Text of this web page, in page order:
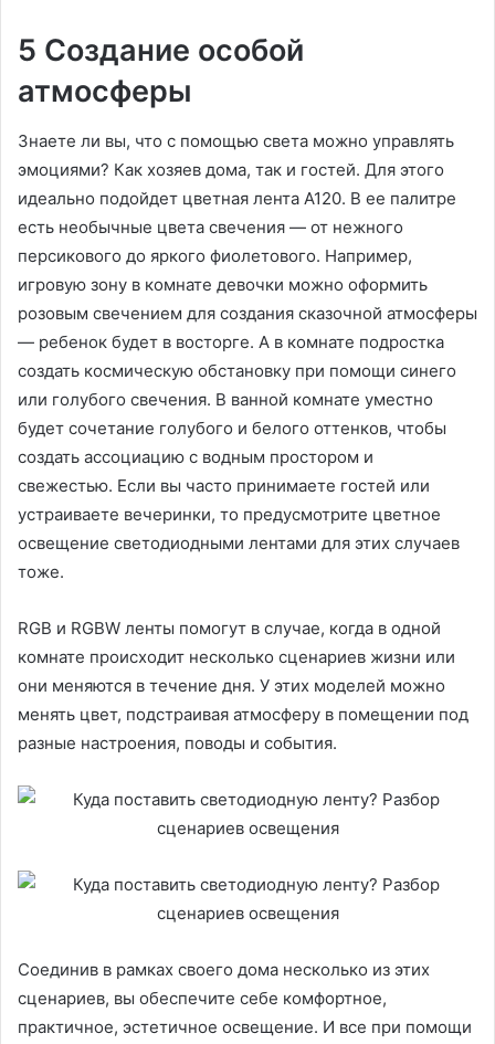
5 Создание особой
атмосферы
Знаете ли вы, что с помощью света можно управлять
эмоциями? Как хозяев дома, так и гостей. Для этого
идеально подойдет цветная лента A120. В ее палитре
есть необычные цвета свечения — от нежного
персикового до яркого фиолетового. Например,
игровую зону в комнате девочки можно оформить
розовым свечением для создания сказочной атмосферы
— ребенок будет в восторге. А в комнате подростка
создать космическую обстановку при помощи синего
или голубого свечения. В ванной комнате уместно
будет сочетание голубого и белого оттенков, чтобы
создать ассоциацию с водным простором и
свежестью. Если вы часто принимаете гостей или
устраиваете вечеринки, то предусмотрите цветное
освещение светодиодными лентами для этих случаев
тоже.
RGB и RGBW ленты помогут в случае, когда в одной
комнате происходит несколько сценариев жизни или
они меняются в течение дня. У этих моделей можно
менять цвет, подстраивая атмосферу в помещении под
разные настроения, поводы и события.
Соединив в рамках своего дома несколько из этих
сценариев, вы обеспечите себе комфортное,
практичное, эстетичное освещение. И все при помощи